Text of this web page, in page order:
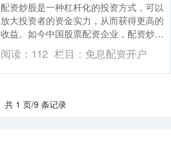
配资炒股是一种杠杆化的投资方式，可以
放大投资者的资金实力，从而获得更高的
收益。如今中国股票配资企业，配资炒股
在线开户已变得非常便捷，为投资者提供
了轻松实现财富倍....
阅读： 112 栏目： 免息配资开户
共 1 页/9 条记录